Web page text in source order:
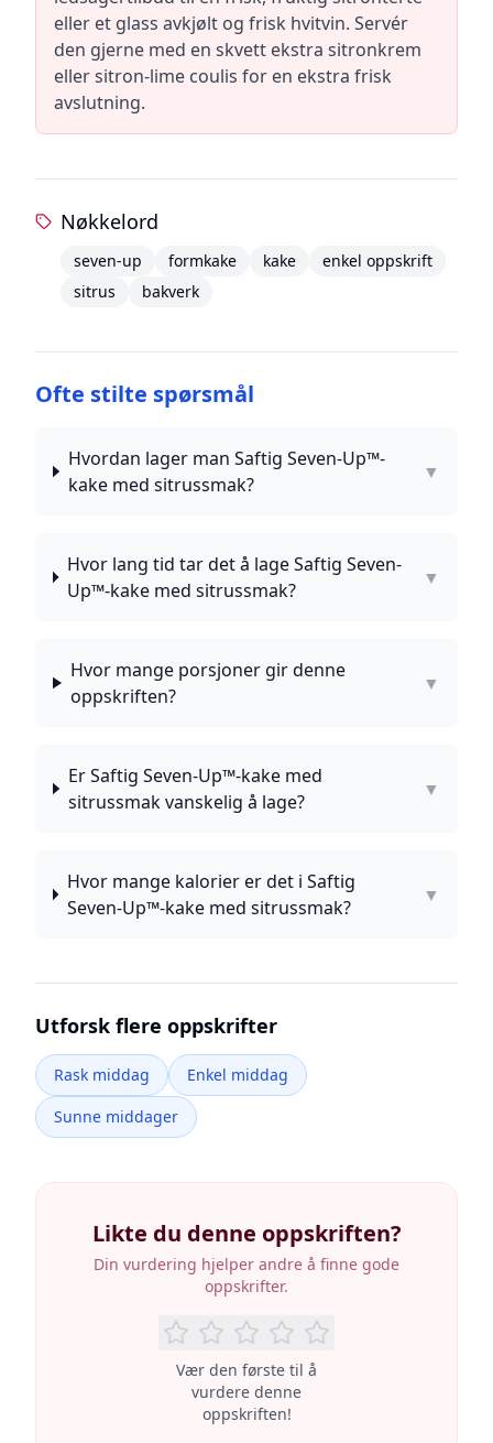
eller et glass avkjølt og frisk hvitvin. Servér
den gjerne med en skvett ekstra sitronkrem
eller sitron-lime coulis for en ekstra frisk
avslutning.
Nøkkelord
seven-up formkake kake
enkel oppskrift
sitrus
bakverk
Ofte stilte spørsmål
Hvordan lager man Saftig Seven-Up™-
kake med sitrussmak?
▼
Hvor lang tid tar det å lage Saftig Seven-
Up™-kake med sitrussmak?
▼
Hvor mange porsjoner gir denne
oppskriften?
▼
Er Saftig Seven-Up™-kake med
sitrussmak vanskelig å lage?
▼
Hvor mange kalorier er det i Saftig
Seven-Up™-kake med sitrussmak?
▼
Utforsk flere oppskrifter
Rask middag
Enkel middag
Sunne middager
Likte du denne oppskriften?
Din vurdering hjelper andre å finne gode
oppskrifter.
Vær den første til å
vurdere denne
oppskriften!